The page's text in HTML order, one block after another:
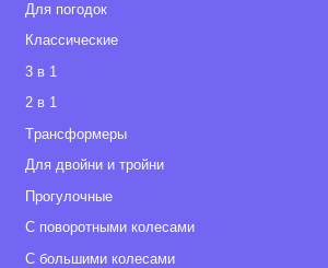
Для погодок
Классические
3 в 1
2 в 1
Tрансформеры
Для двойни и тройни
Прогулочные
С поворотными колесами
С большими колесами